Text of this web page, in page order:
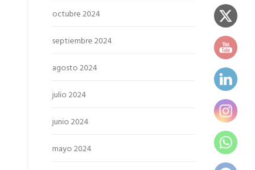
octubre 2024
septiembre 2024
agosto 2024
julio 2024
junio 2024
mayo 2024